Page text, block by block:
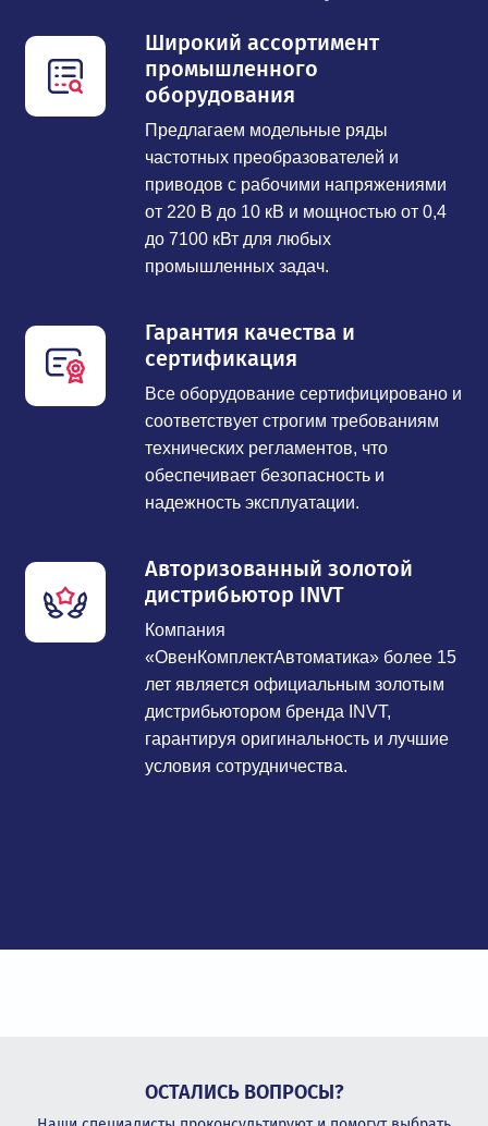
Широкий ассортимент
промышленного
оборудования
Предлагаем модельные ряды
частотных преобразователей и
приводов с рабочими напряжениями
от 220 В до 10 кВ и мощностью от 0,4
до 7100 кВт для любых
промышленных задач.
Гарантия качества и
сертификация
Все оборудование сертифицировано и
соответствует строгим требованиям
технических регламентов, что
обеспечивает безопасность и
надежность эксплуатации.
Авторизованный золотой
дистрибьютор INVT
Компания
«ОвенКомплектАвтоматика» более 15
лет является официальным золотым
дистрибьютором бренда INVT,
гарантируя оригинальность и лучшие
условия сотрудничества.
ОСТАЛИСЬ ВОПРОСЫ?